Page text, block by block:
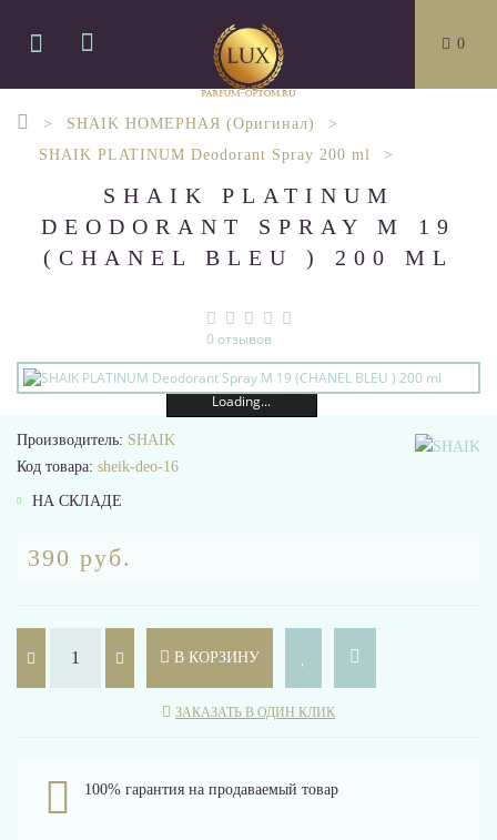
0
SHAIK НОМЕРНАЯ (Оригинал)
SHAIK PLATINUM Deodorant Spray 200 ml
SHAIK PLATINUM
DEODORANT SPRAY M 19
(CHANEL BLEU ) 200 ML
0 отзывов
Loading...
Производитель: SHAIK
Код товара: sheik-deo-16
НА СКЛАДЕ
390 руб.
В КОРЗИНУ
ЗАКАЗАТЬ В ОДИН КЛИК
100% гарантия на продаваемый товар